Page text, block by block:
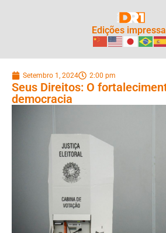
Edições
Setembro 1, 2024 2:00 pm
Seus Direitos: O
democracia